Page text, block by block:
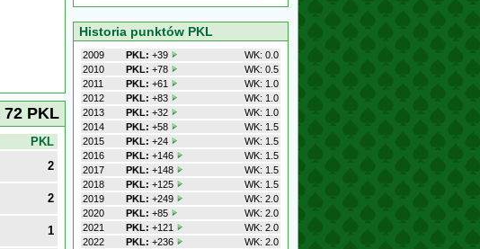
72 PKL
PKL
2
2
1
Historia punktów PKL
2009 PKL: +39
WK: 0.0
2010
PKL: +78
WK: 0.5
2011
PKL: +61
WK: 1.0
2012
PKL: +83
WK: 1.0
2013
PKL: +32
WK: 1.0
2014
PKL: +58
WK: 1.5
2015
PKL: +24
WK: 1.5
2016
PKL: +146
WK: 1.5
2017
PKL: +148
WK: 1.5
2018
PKL: +125
WK: 1.5
2019
PKL: +249
WK: 2.0
2020
PKL: +85
WK: 2.0
2021
PKL: +121
WK: 2.0
2022
PKL: +236
WK: 2.0